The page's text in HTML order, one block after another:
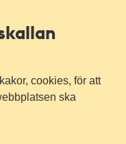
cookies, för att
ska